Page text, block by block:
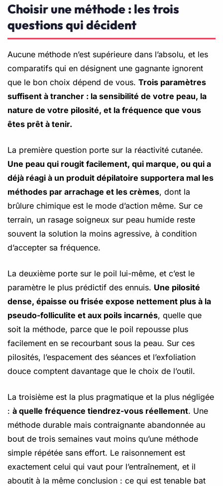
Choisir une méthode : les trois
questions qui décident
Aucune méthode n’est supérieure dans l’absolu, et les
comparatifs qui en désignent une gagnante ignorent
que le bon choix dépend de vous. Trois paramètres
suffisent à trancher : la sensibilité de votre peau, la
nature de votre pilosité, et la fréquence que vous
êtes prêt à tenir.
La première question porte sur la réactivité cutanée.
Une peau qui rougit facilement, qui marque, ou qui a
déjà réagi à un produit dépilatoire supportera mal les
méthodes par arrachage et les crèmes, dont la
brûlure chimique est le mode d’action même. Sur ce
terrain, un rasage soigneux sur peau humide reste
souvent la solution la moins agressive, à condition
d’accepter sa fréquence.
La deuxième porte sur le poil lui-même, et c’est le
paramètre le plus prédictif des ennuis. Une pilosité
dense, épaisse ou frisée expose nettement plus à la
pseudo-folliculite et aux poils incarnés, quelle que
soit la méthode, parce que le poil repousse plus
facilement en se recourbant sous la peau. Sur ces
pilosités, l’espacement des séances et l’exfoliation
douce comptent davantage que le choix de l’outil.
La troisième est la plus pragmatique et la plus négligée
: à quelle fréquence tiendrez-vous réellement. Une
méthode durable mais contraignante abandonnée au
bout de trois semaines vaut moins qu’une méthode
simple répétée sans effort. Le raisonnement est
exactement celui qui vaut pour l’entraînement, et il
aboutit à la même conclusion : ce qui est tenable bat